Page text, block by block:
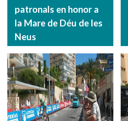
patronals en honor a
la Mare de Déu de les
Neus